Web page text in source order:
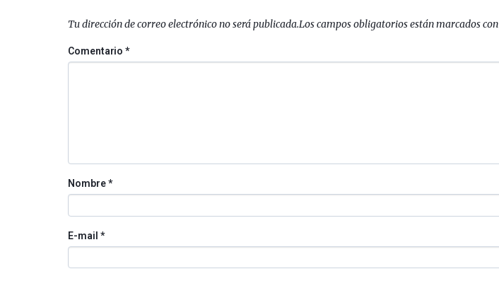
Tu dirección de correo electrónico no será publicada.Los campos obligatorios están marcados con
Comentario*
Nombre*
E-mail *